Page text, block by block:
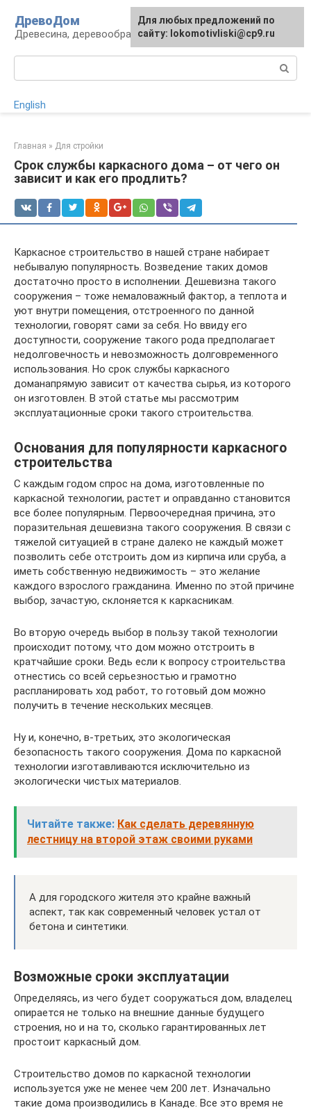
контенту
ДревоДом
Древесина, деревообработка, изделия
English
Главная » Для стройки
Срок службы каркасного дома – от чего он
зависит и как его продлить?
Каркасное строительство в нашей стране набирает
небывалую популярность. Возведение таких домов
достаточно просто в исполнении. Дешевизна такого
сооружения – тоже немаловажный фактор, а теплота и
уют внутри помещения, отстроенного по данной
технологии, говорят сами за себя. Но ввиду его
доступности, сооружение такого рода предполагает
недолговечность и невозможность долговременного
использования. Но срок службы каркасного
доманапрямую зависит от качества сырья, из которого
он изготовлен. В этой статье мы рассмотрим
эксплуатационные сроки такого строительства.
Основания для популярности каркасного
строительства
С каждым годом спрос на дома, изготовленные по
каркасной технологии, растет и оправданно становится
все более популярным. Первоочередная причина, это
поразительная дешевизна такого сооружения. В связи с
тяжелой ситуацией в стране далеко не каждый может
позволить себе отстроить дом из кирпича или сруба, а
иметь собственную недвижимость – это желание
каждого взрослого гражданина. Именно по этой причине
выбор, зачастую, склоняется к каркасникам.
Во вторую очередь выбор в пользу такой технологии
происходит потому, что дом можно отстроить в
кратчайшие сроки. Ведь если к вопросу строительства
отнестись со всей серьезностью и грамотно
распланировать ход работ, то готовый дом можно
получить в течение нескольких месяцев.
Ну и, конечно, в-третьих, это экологическая
безопасность такого сооружения. Дома по каркасной
технологии изготавливаются исключительно из
экологически чистых материалов.
Читайте также: Как сделать деревянную
лестницу на второй этаж своими руками
А для городского жителя это крайне важный
аспект, так как современный человек устал от
бетона и синтетики.
Возможные сроки эксплуатации
Определяясь, из чего будет сооружаться дом, владелец
опирается не только на внешние данные будущего
строения, но и на то, сколько гарантированных лет
простоит каркасный дом.
Строительство домов по каркасной технологии
используется уже не менее чем 200 лет. Изначально
такие дома производились в Канаде. Все это время не
Для любых предложений по
сайту: lokomotivliski@cp9.ru